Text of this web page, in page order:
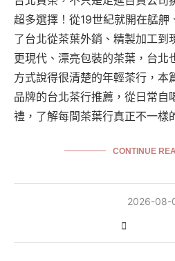
超多選擇！從19世紀就開在艋舺
了台北從茶葉外銷、精製加工到
更現代、漂亮包裝的茶葉，台北
方式說得很清楚的年輕茶行，本
品牌的台北茶行推薦，從日常自
禮，了解每間茶葉行真正不一樣
CONTINUE
2026-08-